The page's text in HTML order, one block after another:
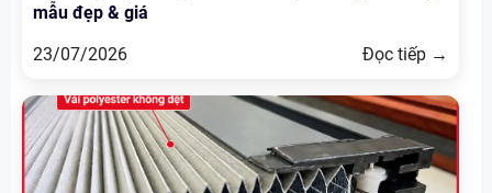
mẫu đẹp & giá
23/07/2026
Đọc tiếp →